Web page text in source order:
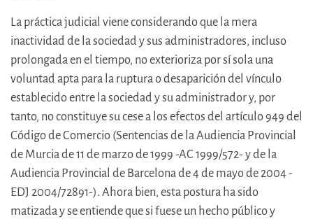
La práctica judicial viene considerando que la mera
inactividad de la sociedad y sus administradores, incluso
prolongada en el tiempo, no exterioriza por sí sola una
voluntad apta para la ruptura o desaparición del vínculo
establecido entre la sociedad y su administrador y, por
tanto, no constituye su cese a los efectos del artículo 949 del
Código de Comercio (Sentencias de la Audiencia Provincial
de Murcia de 11 de marzo de 1999 -AC 1999/572- y de la
Audiencia Provincial de Barcelona de 4 de mayo de 2004 -
EDJ 2004/72891-). Ahora bien, esta postura ha sido
matizada y se entiende que si fuese un hecho público y